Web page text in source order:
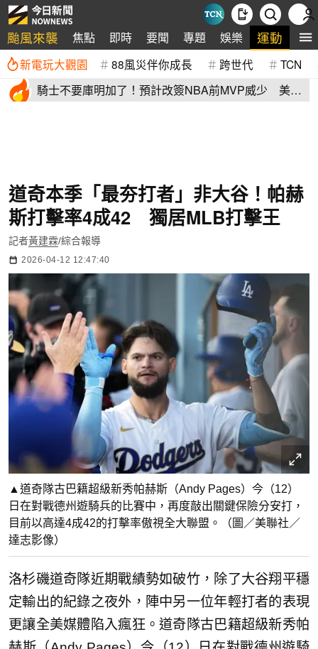
颱風來襲 焦點 即時 要聞 專題 娛樂 運動 全
新電玩大觀園 88風災伴你成長 跨世代 TCN
騎士不要庫明加了！預計改簽NBA前MVP威少 美
道奇本季「最夯打者」非大谷！帕赫
斯打擊率4成42 獨居MLB打擊王
記者黃建霖/綜合報導
2026-04-12 12:47:40
▲道奇隊古巴籍超級新秀帕赫斯（Andy Pages）今（12）
日在對戰德州遊騎兵的比賽中，再度敲出關鍵保險分安打，
目前以高達4成42的打擊率傲視全大聯盟。（圖／美聯社／
達志影像）
洛杉磯道奇隊近期戰績勢如破竹，除了大谷翔平穩
定輸出的紀錄之夜外，陣中另一位年輕打者的表現
更讓全美媒體陷入瘋狂。道奇隊古巴籍超級新秀帕